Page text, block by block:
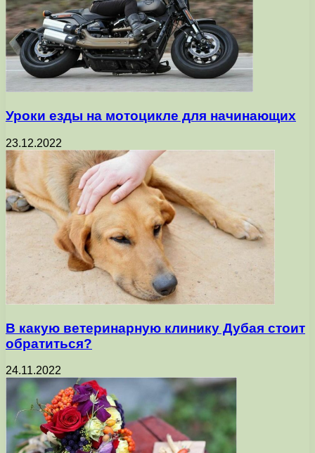
Уроки езды на мотоцикле для начинающих
23.12.2022
В какую ветеринарную клинику Дубая стоит
обратиться?
24.11.2022